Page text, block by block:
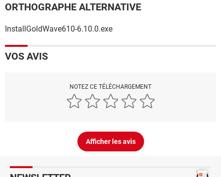
ORTHOGRAPHE ALTERNATIVE
InstallGoldWave610-6.10.0.exe
VOS AVIS
NOTEZ CE TÉLÉCHARGEMENT
Afficher les avis